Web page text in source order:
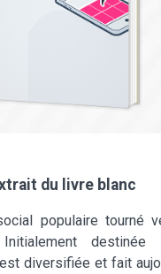
du livre blanc
populaire tourné
destinée
diversifiée et fait